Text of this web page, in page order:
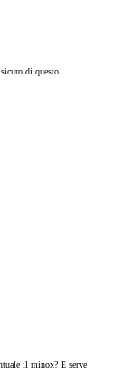
di questo
il minox? E serve